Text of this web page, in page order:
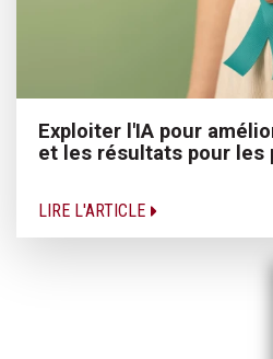
Exploiter l'IA pour
et les résultats pour les
LIRE L'ARTICLE